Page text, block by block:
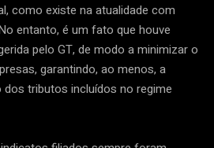
como existe na atualidade com
entanto, é um fato que houve
pelo GT, de modo a minimizar o
garantindo, ao menos, a
tributos incluídos no regime